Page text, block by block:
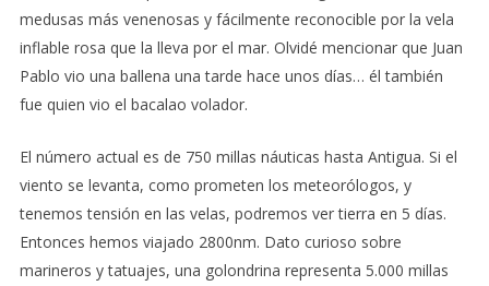
medusas más venenosas y fácilmente reconocible por la vela
inflable rosa que la lleva por el mar. Olvidé mencionar que Juan
Pablo vio una ballena una tarde hace unos días… él también
fue quien vio el bacalao volador.
El número actual es de 750 millas náuticas hasta Antigua. Si el
viento se levanta, como prometen los meteorólogos, y
tenemos tensión en las velas, podremos ver tierra en 5 días.
Entonces hemos viajado 2800nm. Dato curioso sobre
marineros y tatuajes, una golondrina representa 5.000 millas